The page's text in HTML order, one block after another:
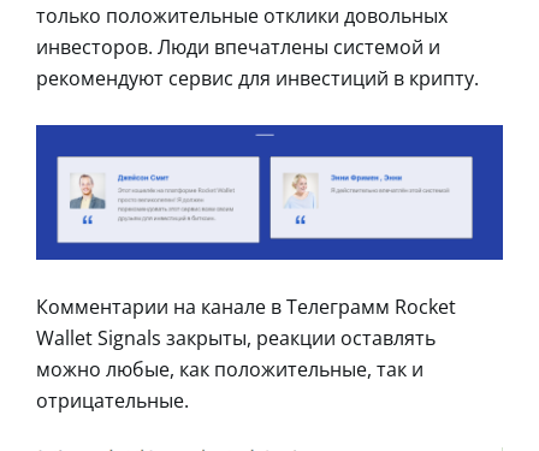
только положительные отклики довольных
инвесторов. Люди впечатлены системой и
рекомендуют сервис для инвестиций в крипту.
Комментарии на канале в Телеграмм Rocket
Wallet Signals закрыты, реакции оставлять
можно любые, как положительные, так и
отрицательные.